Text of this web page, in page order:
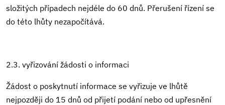
složitých případech nejdéle do 60 dnů. Přerušení řízení se
do této lhůty nezapočítává.
2.3. vyřizování žádosti o informaci
Žádost o poskytnutí informace se vyřizuje ve lhůtě
nejpozději do 15 dnů od přijetí podání nebo od upřesnění